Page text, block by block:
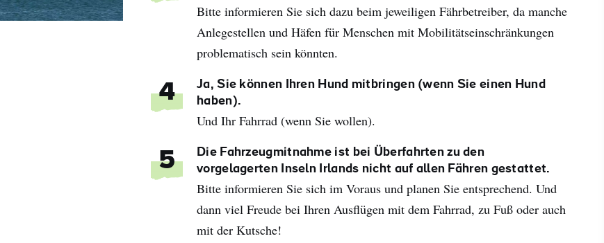
Bitte informieren Sie sich dazu beim jeweiligen Fährbetreiber, da manche
Anlegestellen und Häfen für Menschen mit Mobilitätseinschränkungen
problematisch sein könnten.
4
Ja, Sie können Ihren Hund mitbringen (wenn Sie einen Hund
haben).
Und Ihr Fahrrad (wenn Sie wollen).
5
Die Fahrzeugmitnahme ist bei Überfahrten zu den
vorgelagerten Inseln Irlands nicht auf allen Fähren gestattet.
Bitte informieren Sie sich im Voraus und planen Sie entsprechend. Und
dann viel Freude bei Ihren Ausflügen mit dem Fahrrad, zu Fuß oder auch
mit der Kutsche!